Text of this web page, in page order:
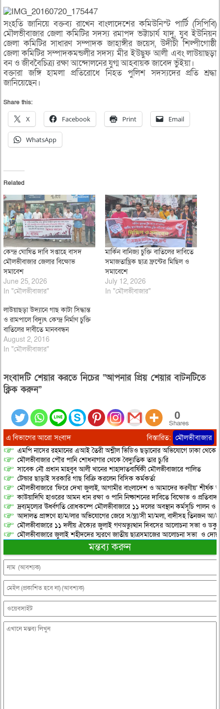
সংহতি জানিয়ে বক্তব্য রাখেন বাংলাদেশের কমিউনিস্ট পার্টি (সিপিবি)
মৌলভীবাজার জেলা কমিটির সদস্য রমাপদ ভট্টাচার্য যাদু, যুব ইউনিয়ন
জেলা কমিটির সাধারণ সম্পাদক জাহাঙ্গীর জয়েস, উদীচী শিল্পীগোষ্ঠী
জেলা কমিটির সম্পাদকমন্ডলীর সদস্য মীর ইউছুফ আলী এবং লাউয়াছড়া
বন ও জীববৈচিত্র্য রক্ষা আন্দোলনের যুগ্ম আহবায়ক জাবেদ ভুঁইয়া।
বক্তারা জঙ্গি হামলা প্রতিরোধে নিহত পুলিশ সদস্যদের প্রতি শ্রদ্ধা
জানিয়েছেন।
Share this:
X Facebook Print Email
WhatsApp
Related
কেন্দ্র ঘোষিত দাবি সপ্তাহে বাসদ
মৌলভীবাজার জেলার বিক্ষোভ
সমাবেশ
June 25, 2026
In "মৌলভীবাজার"
মার্কিন বানিজ্য চুক্তি বাতিলের দাবিতে
সমাজতান্ত্রিক ছাত্র ফ্রন্টের মিছিল ও
সমাবেশে
July 12, 2026
In "মৌলভীবাজার"
লাউয়াছড়া উদ্যানে গাছ কাটা সিদ্ধান্ত
ও রামপালে বিদ্যুৎ কেন্দ্র নির্মাণ চুক্তি
বাতিলের দাবীতে মানববন্ধন
August 2, 2016
In "মৌলভীবাজার"
সংবাদটি শেয়ার করতে নিচের “আপনার প্রিয় শেয়ার বাটনটিতে
ক্লিক করুন”
0
Shares
এ বিভাগের আরো সংবাদ বিস্তারিত: মৌলভীবাজার
এমপি নাসের রহমানের এআই তৈরী অশ্লীল ভিডিও ছড়ানোর অভিযোগে ঢাকা থেকে
মৌলভীবাজার পৌর পানি শোধনাগার থেকে বৈদ্যুতিক তার চু/রি
সাবেক নৌ প্রধান মাহবুব আলী খানের শাহাদাতবার্ষিকী মৌলভীবাজারে পালিত
টেন্ডার ছাড়াই সরকারি গাছ বিক্রি করলেন বিসিক কর্মকর্তা
মৌলভীবাজারে ‘ফিরে দেখা জুলাই, আগামীর বাংলাদেশ ও আমাদের করণীয়’ শীর্ষক
কাউয়াদিঘি হাওরের আমন ধান রক্ষা ও পানি নিষ্কাশনের দাবিতে বিক্ষোভ ও
দ্রব্যমূল্যের ঊর্ধ্বগতি রোধকল্পে মৌলভীবাজারে ১১ দলের অবস্থান কর্মসূচি পালন ও
আদালত প্রাঙ্গণে হা/ম/লার অভিযোগের জেরে স/ন্ত্রা/সী মা/মলা, বাদীসহ তিনজন আ/
মৌলভীবাজারে ১১ দলীয় ঐক্যের জুলাই গণঅভ্যুত্থান দিবসের আলোচনা সভা ও
মৌলভীবাজারে জুলাই শহীদদের স্মরণে জাতীয় ছাত্রসমাজের আলোচনা সভা ও
মন্তব্য করুন